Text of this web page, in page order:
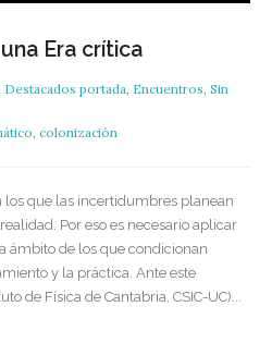
Era crítica
Destacados portada, Encuentros, Sin
, colonización
que las incertidumbres planean
Por eso es necesario aplicar
ámbito de los que condicionan
y la práctica. Ante este
de Física de Cantabria, CSIC-UC)...